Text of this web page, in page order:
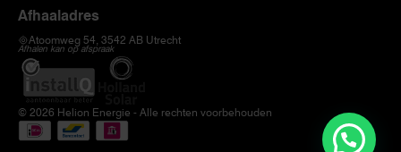
Afhaaladres
Atoomweg 54, 3542 AB Utrecht
Afhalen kan op afspraak
© 2026 Helion Energie - Alle rechten voorbehouden